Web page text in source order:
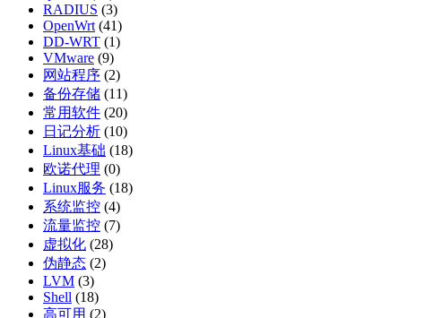
RADIUS (3)
OpenWrt (41)
DD-WRT (1)
VMware (9)
网站程序 (2)
备份存储 (11)
常用软件 (20)
日记分析 (10)
Linux基础 (18)
欧诺代理 (0)
Linux服务 (18)
系统监控 (4)
流量监控 (7)
虚拟化 (28)
伪静态 (2)
LVM (3)
Shell (18)
高可用 (2)